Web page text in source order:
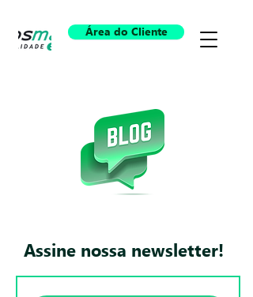
Área do Cliente
Assine nossa newsletter!